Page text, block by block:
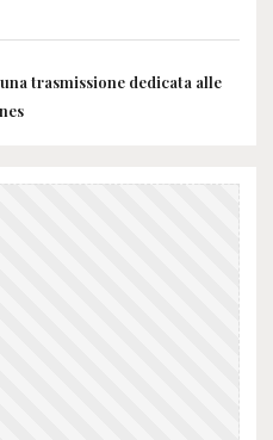
trasmissione dedicata alle